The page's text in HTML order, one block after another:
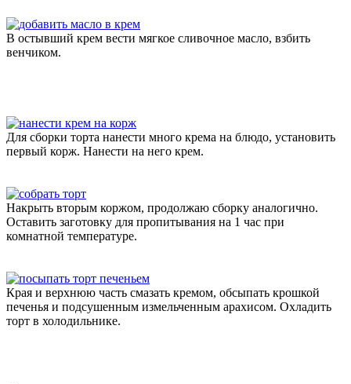
В остывший крем вести мягкое сливочное масло, взбить
венчиком.
Для сборки торта нанести много крема на блюдо, установить
первый корж. Нанести на него крем.
Накрыть вторым коржом, продолжаю сборку аналогично.
Оставить заготовку для пропитывания на 1 час при
комнатной температуре.
Края и верхнюю часть смазать кремом, обсыпать крошкой
печенья и подсушенным измельченным арахисом. Охладить
торт в холодильнике.